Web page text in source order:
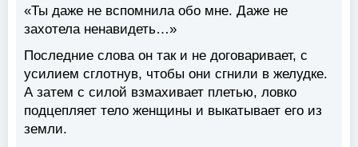
«Ты даже не вспомнила обо мне. Даже не
захотела ненавидеть…»
Последние слова он так и не договаривает, с
усилием сглотнув, чтобы они сгнили в желудке.
А затем с силой взмахивает плетью, ловко
подцепляет тело женщины и выкатывает его из
земли.